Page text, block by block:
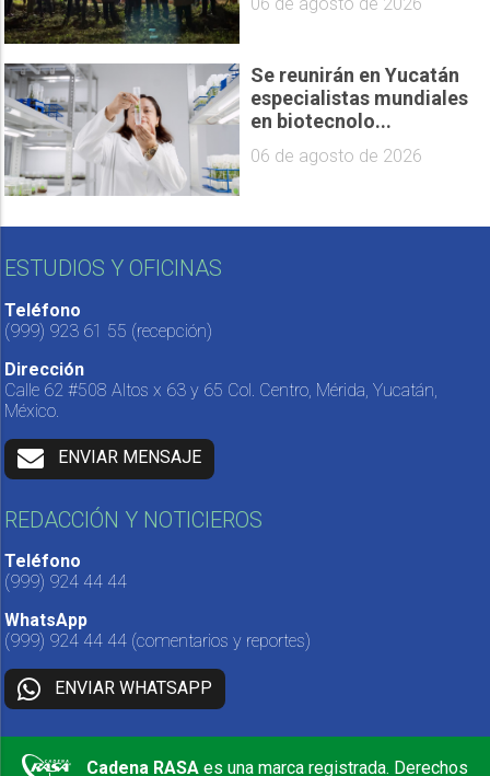
Se reunirán en Yucatán
especialistas mundiales
en biotecnolo...
06 de agosto de 2026
ESTUDIOS Y OFICINAS
Teléfono
(999) 923 61 55 (recepción)
Dirección
Calle 62 #508 Altos x 63 y 65 Col. Centro, Mérida, Yucatán,
México.
ENVIAR MENSAJE
REDACCIÓN Y NOTICIEROS
Teléfono
(999) 924 44 44
WhatsApp
(999) 924 44 44 (comentarios y reportes)
ENVIAR WHATSAPP
Cadena RASA es una marca registrada. Derechos